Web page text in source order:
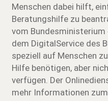
Menschen dabei hilft,
Beratungshilfe zu
vom
dem DigitalService des
speziell auf Menschen
Hilfe benötigen, aber
verfügen. Der
mehr Informationen